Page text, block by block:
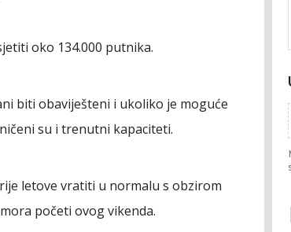
oko 134.000 putnika.
biti obaviješteni i ukoliko je moguće
su i trenutni kapaciteti.
letove vratiti u normalu s obzirom
početi ovog vikenda.